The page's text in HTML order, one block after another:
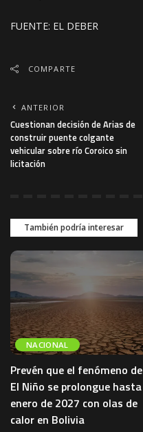
FUENTE: EL DEBER
COMPARTE
ANTERIOR
Cuestionan decisión de Arias de
construir puente colgante
vehicular sobre río Coroico sin
licitación
También podría interesar
NACIONAL
Prevén que el fenómeno de
El Niño se prolongue hasta
enero de 2027 con olas de
calor en Bolivia